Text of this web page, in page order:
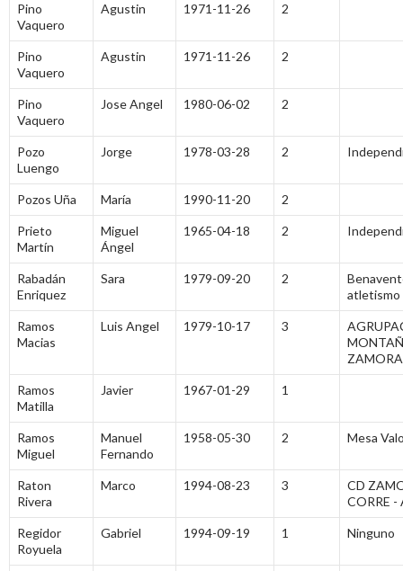
Pino
Vaquero
Agustin 1971-11-26 2
Pino
Vaquero
Agustin 1971-11-26 2
Pino
Vaquero
Jose Angel 1980-06-02 2
Pozo
Luengo
Jorge 1978-03-28 2
Pozos Uña María 1990-11-20 2
Prieto
Martín
Miguel
Ángel
1965-04-18 2
Rabadán
Enriquez
Sara 1979-09-20 2
atletismo
Ramos
Macias
Luis Angel 1979-10-17 3
Ramos
Matilla
Javier 1967-01-29 1
Ramos
Miguel
Manuel
Fernando
1958-05-30 2 Mesa
Raton
Rivera
Marco 1994-08-23 3
CD
CORRE -
Regidor
Royuela
Gabriel 1994-09-19 1 Ninguno